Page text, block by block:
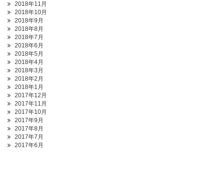
2018年11月
2018年10月
2018年9月
2018年8月
2018年7月
2018年6月
2018年5月
2018年4月
2018年3月
2018年2月
2018年1月
2017年12月
2017年11月
2017年10月
2017年9月
2017年8月
2017年7月
2017年6月